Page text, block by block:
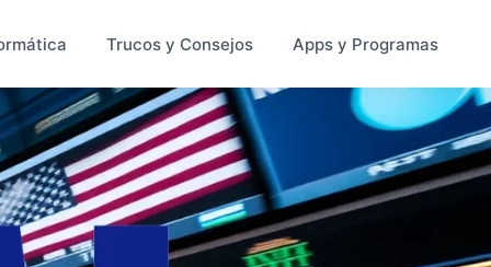
Trucos y Consejos Apps y Programas